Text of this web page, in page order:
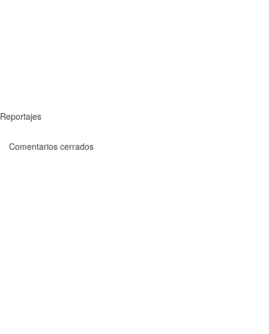
Reportajes
Comentarios cerrados